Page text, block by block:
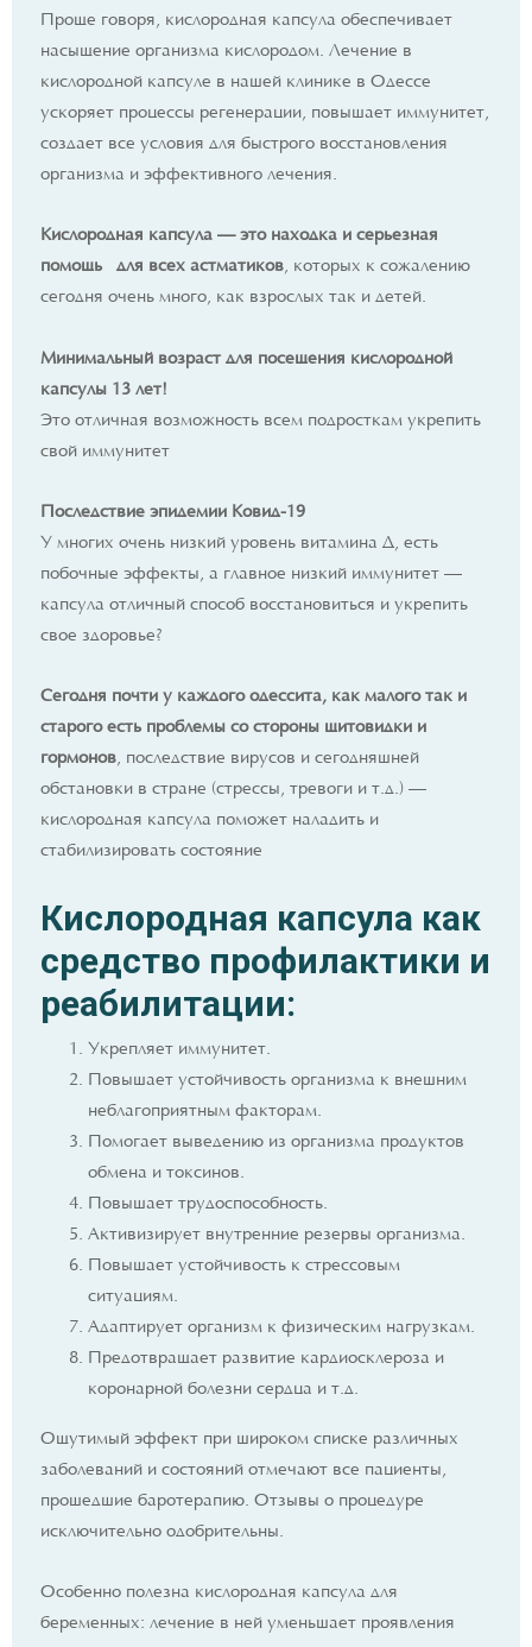
Проще говоря, кислородная капсула обеспечивает
насыщение организма кислородом. Лечение в
кислородной капсуле в нашей клинике в Одессе
ускоряет процессы регенерации, повышает иммунитет,
создает все условия для быстрого восстановления
организма и эффективного лечения.
Кислородная капсула — это находка и серьезная
помощь
для всех астматиков, которых к сожалению
сегодня очень много, как взрослых так и детей.
Минимальный возраст для посещения кислородной
капсулы 13 лет!
Это отличная возможность всем подросткам укрепить
свой иммунитет
Последствие эпидемии Кoвид-19
У многих очень низкий уровень витамина Д, есть
побочные эффекты, а главное низкий иммунитет —
капсула отличный способ восстановиться и укрепить
свое здоровье?
Сегодня почти у каждого одессита, как малого так и
старого есть проблемы со стороны щитовидки и
гормонов, последствие вирусов и сегодняшней
обстановки в стране (стрессы, тревоги и т.д.) —
кислородная капсула поможет наладить и
стабилизировать состояние
Кислородная капсула как
средство профилактики и
реабилитации:
Укрепляет иммунитет.
Повышает устойчивость организма к внешним
неблагоприятным факторам.
Помогает выведению из организма продуктов
обмена и токсинов.
Повышает трудоспособность.
Активизирует внутренние резервы организма.
Повышает устойчивость к стрессовым
ситуациям.
Адаптирует организм к физическим нагрузкам.
Предотвращает развитие кардиосклероза и
коронарной болезни сердца и т.д.
Ощутимый эффект при широком списке различных
заболеваний и состояний отмечают все пациенты,
прошедшие баротерапию. Отзывы о процедуре
исключительно одобрительны.
Особенно полезна кислородная капсула для
беременных: лечение в ней уменьшает проявления